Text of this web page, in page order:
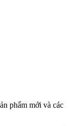
phẩm mới và các